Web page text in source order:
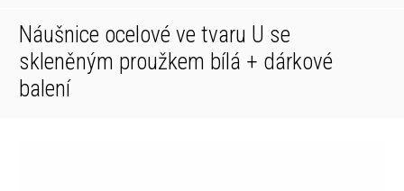
Náušnice ocelové ve tvaru U se
skleněným proužkem bílá + dárkové
balení